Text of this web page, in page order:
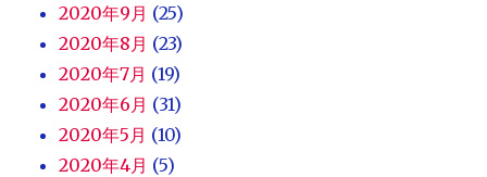
2020年9月 (25)
2020年8月 (23)
2020年7月 (19)
2020年6月 (31)
2020年5月 (10)
2020年4月 (5)